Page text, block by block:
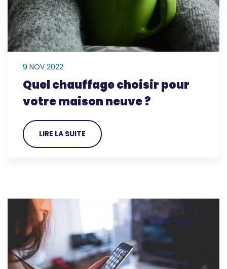
9 NOV 2022
Quel chauffage choisir pour
votre maison neuve ?
LIRE LA SUITE